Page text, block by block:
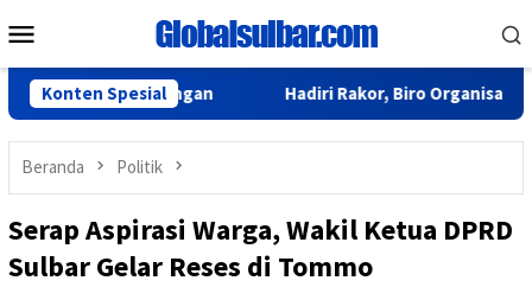
ke
Mobile
Konten Spesial
Lapangan Hadiri Rakor, Biro Organisasi Sulbar
Beranda Politik
Serap Aspirasi Warga, Wakil Ketua DPRD
Sulbar Gelar Reses di Tommo